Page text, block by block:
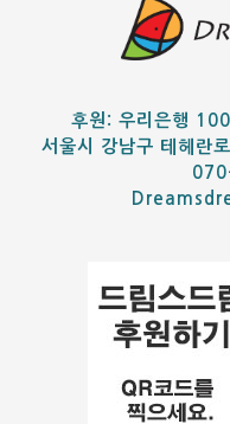
후원: 우리은행
서울시 강남구 테헤란